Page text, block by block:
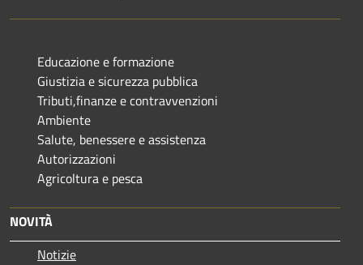
Educazione e formazione
Giustizia e sicurezza pubblica
Tributi,finanze e contravvenzioni
Ambiente
Salute, benessere e assistenza
Autorizzazioni
Agricoltura e pesca
NOVITÀ
Notizie